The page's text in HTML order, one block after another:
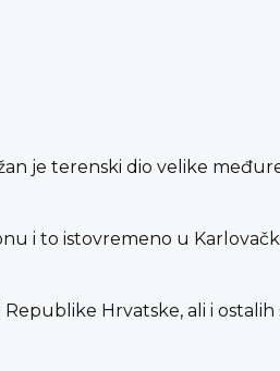
je terenski dio velike
i to istovremeno u
Hrvatske, ali i